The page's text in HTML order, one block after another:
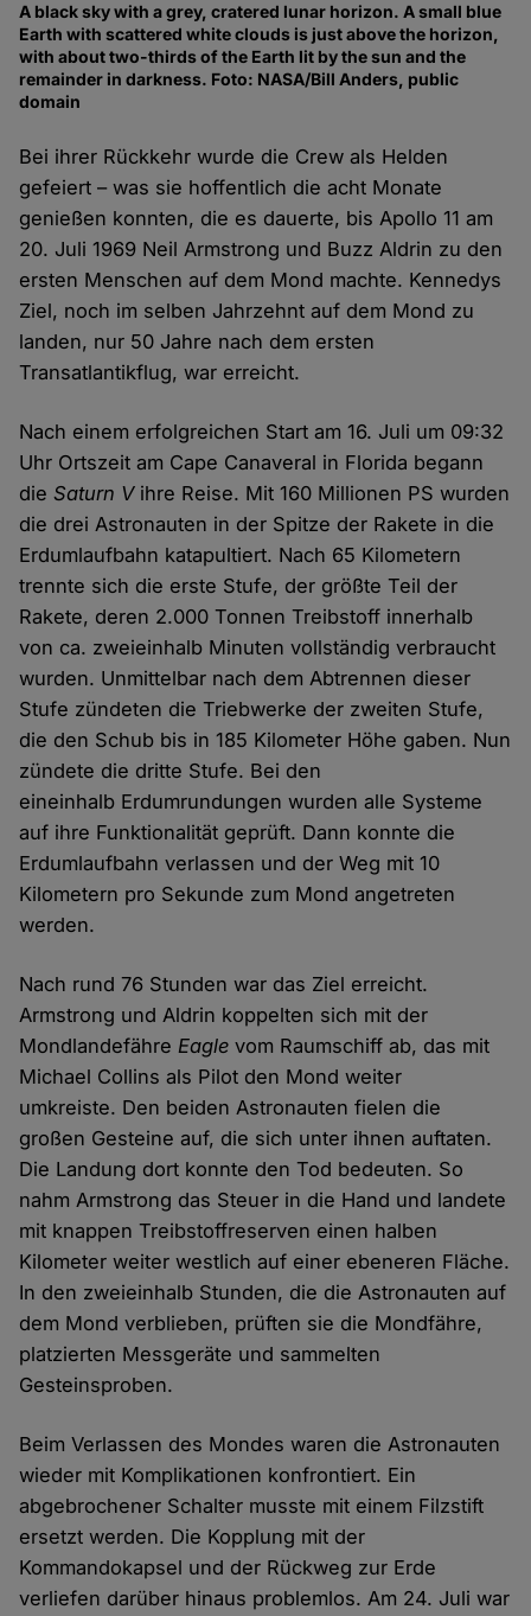
A black sky with a grey, cratered lunar horizon. A small blue
Earth with scattered white clouds is just above the horizon,
with about two-thirds of the Earth lit by the sun and the
remainder in darkness. Foto: NASA/Bill Anders, public
domain
Bei ihrer Rückkehr wurde die Crew als Helden
gefeiert – was sie hoffentlich die acht Monate
genießen konnten, die es dauerte, bis Apollo 11 am
20. Juli 1969 Neil Armstrong und Buzz Aldrin zu den
ersten Menschen auf dem Mond machte. Kennedys
Ziel, noch im selben Jahrzehnt auf dem Mond zu
landen, nur 50 Jahre nach dem ersten
Transatlantikflug, war erreicht.
Nach einem erfolgreichen Start am 16. Juli um 09:32
Uhr Ortszeit am Cape Canaveral in Florida begann
dieSaturn Vihre Reise. Mit 160 Millionen PS wurden
die drei Astronauten in der Spitze der Rakete in die
Erdumlaufbahn katapultiert. Nach 65 Kilometern
trennte sich die erste Stufe, der größte Teil der
Rakete, deren 2.000 Tonnen Treibstoff innerhalb
von ca. zweieinhalb Minuten vollständig verbraucht
wurden. Unmittelbar nach dem Abtrennen dieser
Stufe zündeten die Triebwerke der zweiten Stufe,
die den Schub bis in 185 Kilometer Höhe gaben. Nun
zündete die dritte Stufe. Bei den
eineinhalb Erdumrundungen wurden alle Systeme
auf ihre Funktionalität geprüft. Dann konnte die
Erdumlaufbahn verlassen und der Weg mit 10
Kilometern pro Sekunde zum Mond angetreten
werden.
Nach rund 76 Stunden war das Ziel erreicht.
Armstrong und Aldrin koppelten sich mit der
MondlandefähreEaglevom Raumschiff ab, das mit
Michael Collins als Pilot den Mond weiter
umkreiste. Den beiden Astronauten fielen die
großen Gesteine auf, die sich unter ihnen auftaten.
Die Landung dort konnte den Tod bedeuten. So
nahm Armstrong das Steuer in die Hand und landete
mit knappen Treibstoffreserven einen halben
Kilometer weiter westlich auf einer ebeneren Fläche.
In den zweieinhalb Stunden, die die Astronauten auf
dem Mond verblieben, prüften sie die Mondfähre,
platzierten Messgeräte und sammelten
Gesteinsproben.
Beim Verlassen des Mondes waren die Astronauten
wieder mit Komplikationen konfrontiert. Ein
abgebrochener Schalter musste mit einem Filzstift
ersetzt werden. Die Kopplung mit der
Kommandokapsel und der Rückweg zur Erde
verliefen darüber hinaus problemlos. Am 24. Juli war